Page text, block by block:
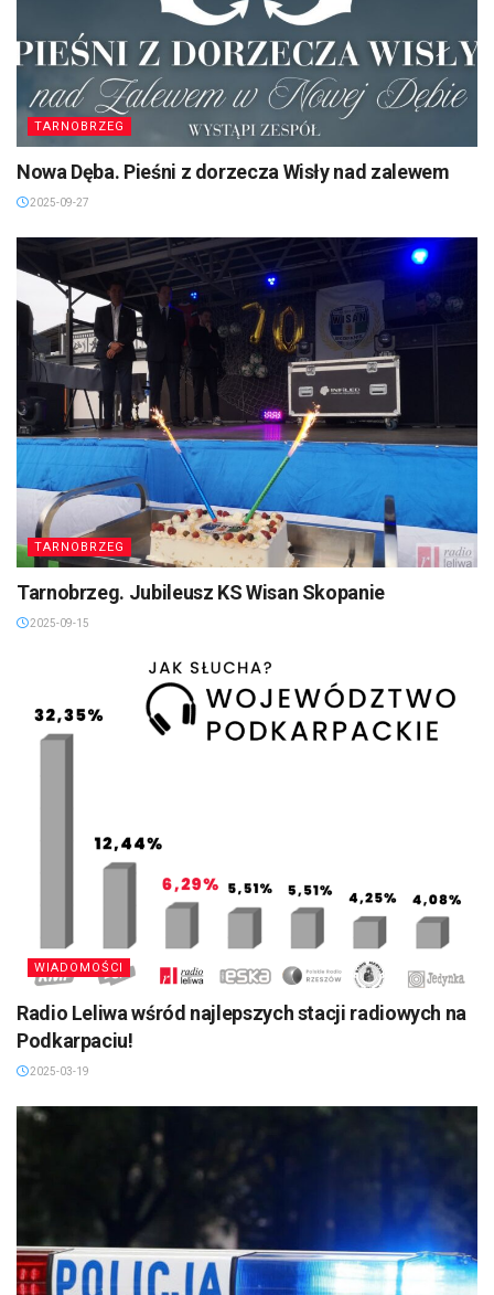
TARNOBRZEG
Nowa Dęba. Pieśni z dorzecza Wisły nad zalewem
2025-09-27
TARNOBRZEG
Tarnobrzeg. Jubileusz KS Wisan Skopanie
2025-09-15
WIADOMOŚCI
Radio Leliwa wśród najlepszych stacji radiowych na
Podkarpaciu!
2025-03-19